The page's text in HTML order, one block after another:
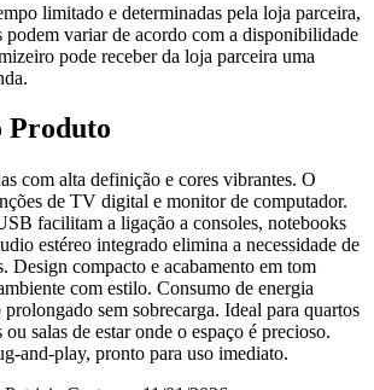
limitado e determinadas pela loja parceira,
podem variar de acordo com a disponibilidade
pode receber da loja parceira uma
Produto
com alta definição e cores vibrantes. O
de TV digital e monitor de computador.
facilitam a ligação a consoles, notebooks
estéreo integrado elimina a necessidade de
Design compacto e acabamento em tom
com estilo. Consumo de energia
sem sobrecarga. Ideal para quartos
salas de estar onde o espaço é precioso.
pronto para uso imediato.